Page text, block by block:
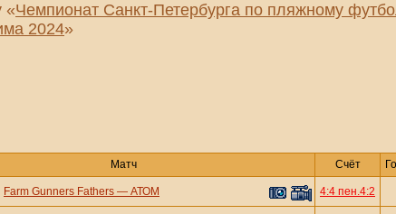
«Чемпионат Санкт-Петербурга по пляжному
2024»
Матч Счёт
Farm Gunners Fathers — АТОМ 4:4 пен.4:2